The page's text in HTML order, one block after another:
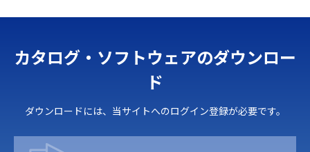
カタログ・ソフトウェアのダウンロー
ド
ダウンロードには、当サイトへのログイン登録が必要です。